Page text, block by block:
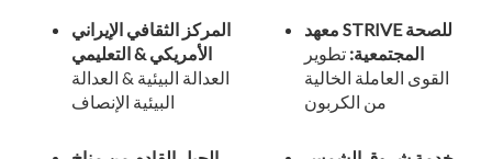
المركز الثقافي الإيراني
الأمريكي & التعليمي
العدالة البيئية & العدالة
البيئية الإنصاف
معهد STRIVE للصحة
المجتمعية: تطوير
القوى العاملة الخالية
من الكربون